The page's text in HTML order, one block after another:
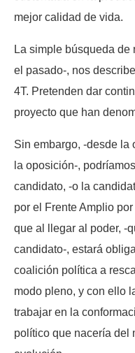
mejor calidad de vida.
La simple búsqueda de
el pasado-, nos
4T. Pretenden dar
proyecto que han
Sin embargo, -desde la
la oposición-,
candidato, -o la
por el Frente Amplio
que al llegar al poder, -
candidato-, estará
coalición política a
modo pleno, y con ello
trabajar en la
político que nacería del